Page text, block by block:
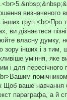
визначеного
інших груп.<br>Про
ви дізнаєтеся
власну думку,
зору інших і з
уміння, яке
і для пересічного
помічником
Щоб ваше навчання
параграфа, а й